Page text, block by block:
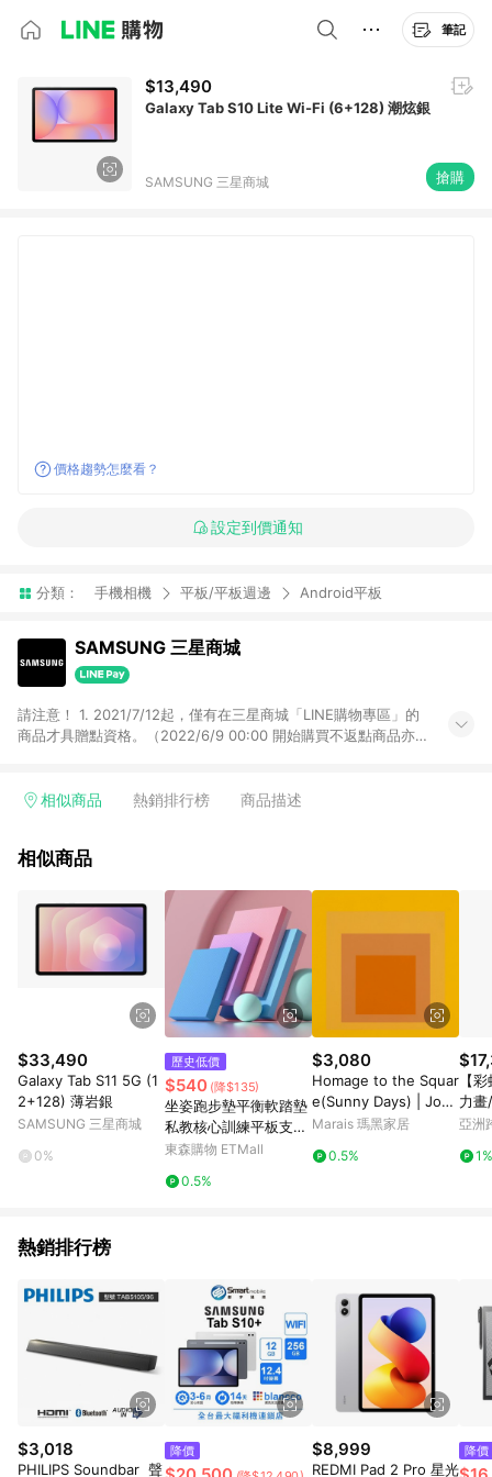
筆記
$13,490
Galaxy Tab S10 Lite Wi-Fi (6+128) 潮炫銀
SAMSUNG 三星商城 搶購
價格趨勢怎麼看？
設定到價通知
分類： 手機相機 平板/平板週邊 Android平板
SAMSUNG 三星商城
請注意！ 1. 2021/7/12起，僅有在三星商城「LINE購物專區」的
商品才具贈點資格。（2022/6/9 00:00 開始購買不返點商品亦
企業優惠、三星員購優惠商店、等不符合賺點資格
相似商品 熱銷排行榜 商品描述
相似商品
$33,490
Galaxy Tab S11 5G (1
2+128) 薄岩銀
SAMSUNG 三星商城
0%
歷史低價
$540 (降$135)
坐姿跑步墊平衡軟踏墊
私教核心訓練平板支撐
手肘墊練腹練腿坐墊
東森購物 ETMall
0.5%
$3,080
Homage to the Squar
e(Sunny Days) | Jose
f Albers - 銀色鋁框-中
Marais 瑪黑家居
0.5%
【
力
色彩
亞洲
1%
熱銷排行榜
$3,018
PHILIPS Soundbar 聲
降價 $8,999
REDMI Pad 2 Pro 星光
降價